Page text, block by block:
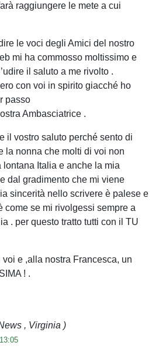
raggiungere le mete a cui
le voci degli Amici del nostro
mi ha commosso moltissimo e
il saluto a me rivolto .
con voi in spirito giacché ho
passo
Ambasciatrice .
il vostro saluto perché sento di
la nonna che molti di voi non
lontana Italia e anche la mia
dal gradimento che mi viene
sincerità nello scrivere è palese e
come se mi rivolgessi sempre a
. per questo tratto tutti con il TU
voi e ,alla nostra Francesca, un
! .
, Virginia )